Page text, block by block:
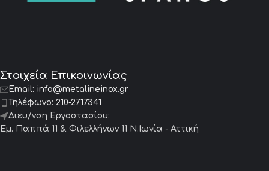
Στοιχεία Επικοινωνίας
Email: info@metalineinox.gr
Τηλέφωνο: 210-2717341
Διευ/νση Εργοστασίου:
Εμ. Παππά 11 & Φιλελλήνων 11 Ν.Ιωνία - Αττική